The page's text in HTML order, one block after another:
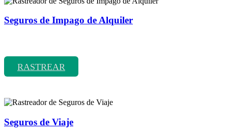
Seguros de Impago de Alquiler
RASTREAR
Seguros de Viaje